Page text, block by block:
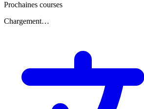
Prochaines courses
Chargement…